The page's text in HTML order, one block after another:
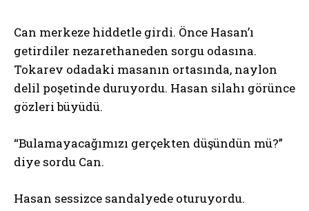
Can merkeze hiddetle girdi. Önce Hasan’ı
getirdiler nezarethaneden sorgu odasına.
Tokarev odadaki masanın ortasında, naylon
delil poşetinde duruyordu. Hasan silahı görünce
gözleri büyüdü.
“Bulamayacağımızı gerçekten düşündün mü?”
diye sordu Can.
Hasan sessizce sandalyede oturuyordu.